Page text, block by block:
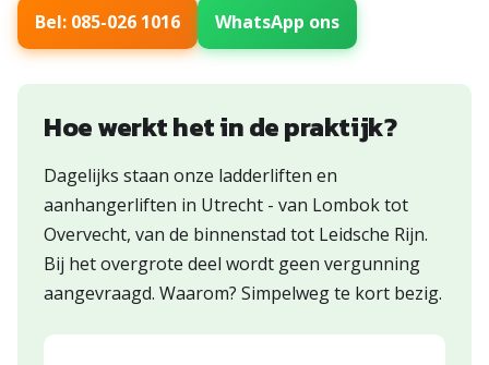
Bel: 085-026 1016 WhatsApp ons
Hoe werkt het in de praktijk?
Dagelijks staan onze ladderliften en
aanhangerliften in Utrecht - van Lombok tot
Overvecht, van de binnenstad tot Leidsche Rijn.
Bij het overgrote deel wordt geen vergunning
aangevraagd. Waarom? Simpelweg te kort bezig.